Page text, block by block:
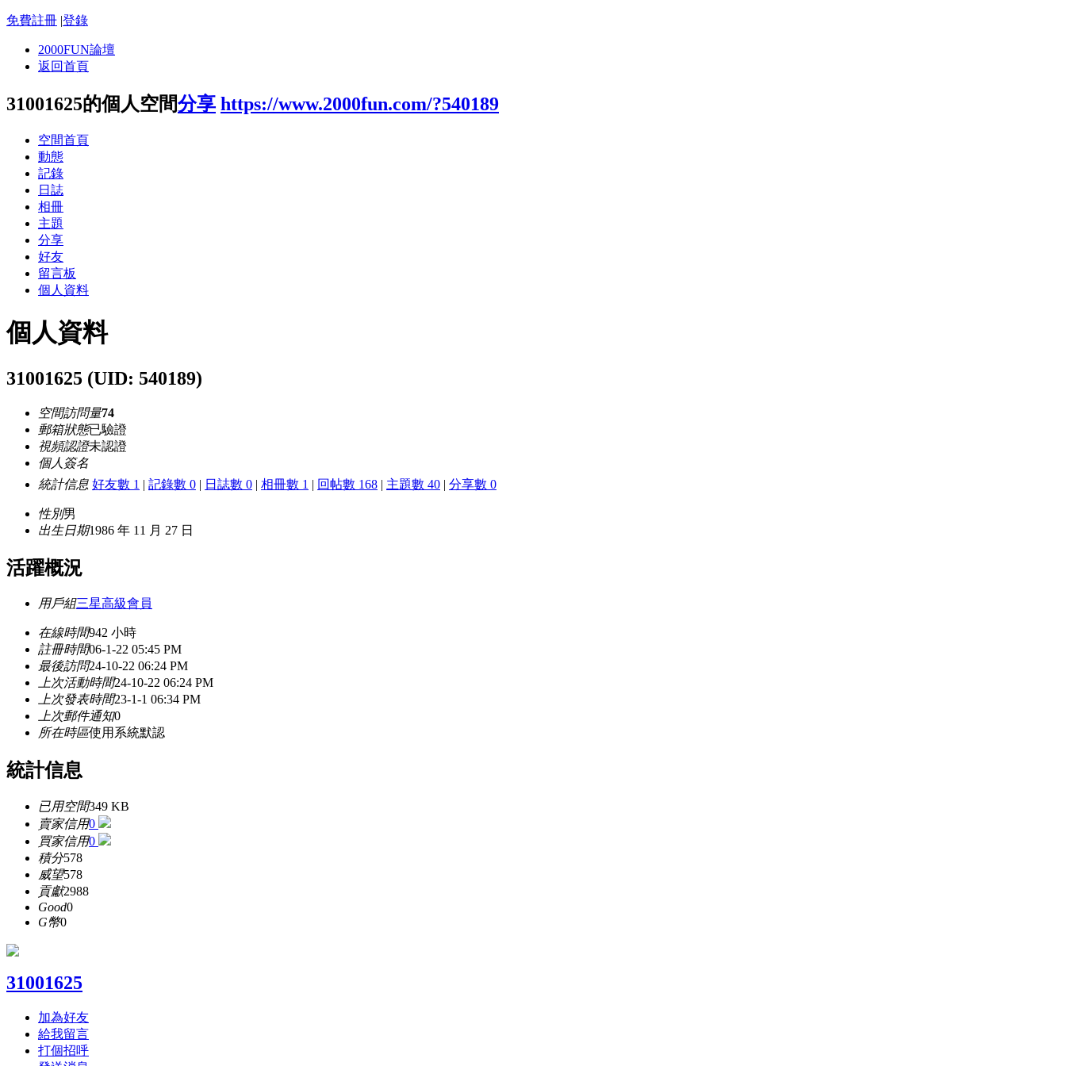
免費註冊 |登錄
2000FUN論壇
返回首頁
31001625的個人空間分享 https://www.2000fun.com/?540189
空間首頁
動態
記錄
日誌
相冊
主題
分享
好友
留言板
個人資料
個人資料
31001625 (UID: 540189)
空間訪問量74
郵箱狀態已驗證
視頻認證未認證
個人簽名
統計信息 好友數 1 | 記錄數 0 | 日誌數 0 | 相冊數 1 | 回帖數 168 | 主題數 40 | 分享數 0
性別男
出生日期1986 年 11 月 27 日
活躍概況
用戶組三星高級會員
在線時間942 小時
註冊時間06-1-22 05:45 PM
最後訪問24-10-22 06:24 PM
上次活動時間24-10-22 06:24 PM
上次發表時間23-1-1 06:34 PM
上次郵件通知0
所在時區使用系統默認
統計信息
已用空間349 KB
賣家信用0
買家信用0
積分578
威望578
貢獻2988
Good0
G幣0
31001625
加為好友
給我留言
打個招呼